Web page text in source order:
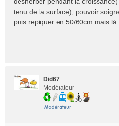
tenu de la surface), pouvoir
puis repiquer en 50/60cm mais
Did67
Modérateur